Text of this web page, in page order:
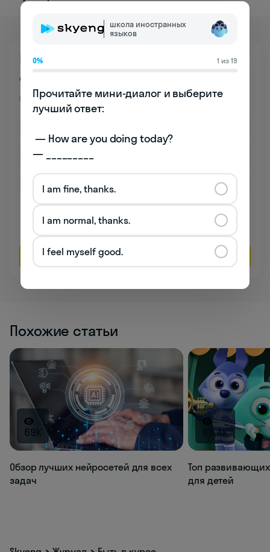
Познакомьтесь
со школой бесплатно
Премиум
Даю согласие на обработкуперсональных данных
Соглашаюсь на
Оставить заявку
Похожие статьи
69K
Обзор лучших нейросетей для всех
задач
66.4K
Топ
для детей
школа иностранных
языков
0% 1 из 19
Прочитайте мини-диалог и выберите
лучший ответ:
— _________
I am fine, thanks.
I am normal, thanks.
I feel myself good.